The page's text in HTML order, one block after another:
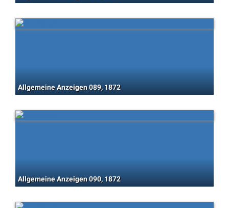
Allgemeine Anzeigen 089, 1872
Allgemeine Anzeigen 090, 1872